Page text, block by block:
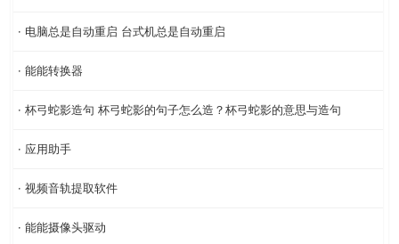
· 电脑总是自动重启 台式机总是自动重启
· 能能转换器
· 杯弓蛇影造句 杯弓蛇影的句子怎么造？杯弓蛇影的意思与造句
· 应用助手
· 视频音轨提取软件
· 能能摄像头驱动